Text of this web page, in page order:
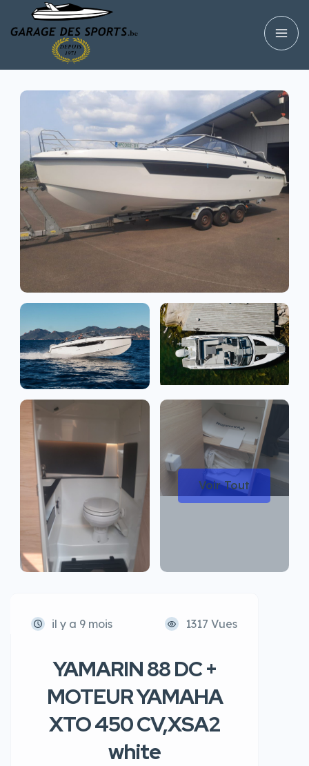
Voir Tout
il y a 9 mois 1317 Vues
YAMARIN 88 DC +
MOTEUR YAMAHA
XTO 450 CV,XSA2
white